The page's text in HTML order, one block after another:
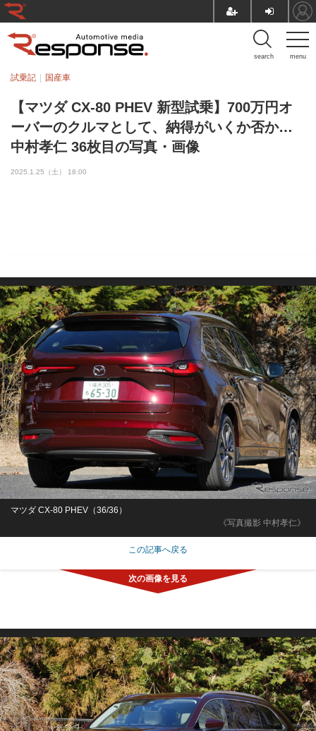
menu
search
【マツダ CX-80 PHEV 新型試乗】700万円オ
ーバーのクルマとして、納得がいくか否か…
中村孝仁 36枚目の写真・画像
試乗記 国産車
2025.1.25（土） 18:00
《写真撮影 中村孝仁》
マツダ CX-80 PHEV（36/36）
この記事へ戻る